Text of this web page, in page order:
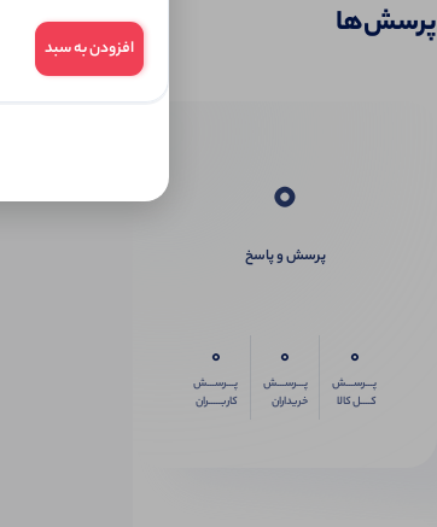
پرسش‌ها
0
پرسش و پاسخ
0
پـــرســـش
کــــل کالا
0
پـــرســـش
خریداران
0
پـــرســـش
کاربـــــران
افزودن به سبد